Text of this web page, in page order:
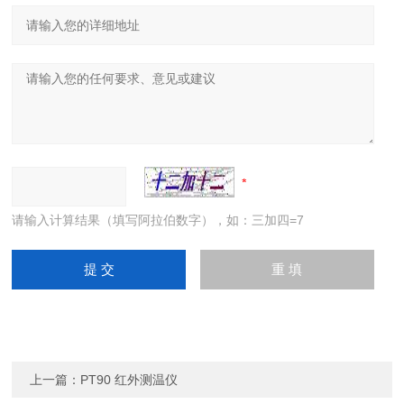
请输入计算结果（填写阿拉伯数字），如：三加四=7
上一篇： PT90 红外测温仪